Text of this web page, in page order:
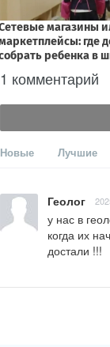
1 комментарий
Новые Лучшие
Геолог
у нас в
когда их
достали !!!